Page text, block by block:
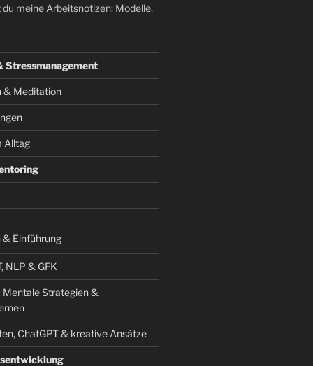
meine Arbeitsnotizen: Modelle,
Stressmanagement
& Meditation
Alltag
& Einführung
NLP & GFK
Mentale Strategien &
ChatGPT & kreative Ansätze